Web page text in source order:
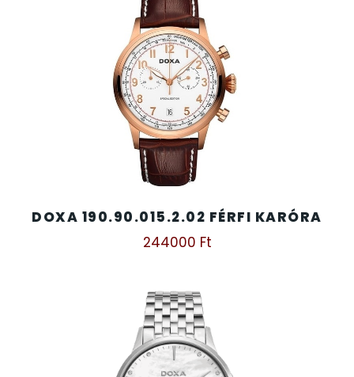
DOXA 190.90.015.2.02 FÉRFI KARÓRA
244000 Ft